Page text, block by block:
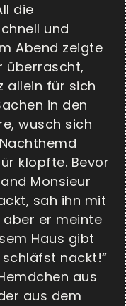
die
und
Abend zeigte
überrascht,
allein für sich
in den
wusch sich
klopfte. Bevor
Monsieur
sah ihn mit
er meinte
Haus gibt
schläfst nackt!“
aus
aus dem